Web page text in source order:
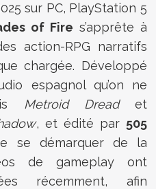
sur PC, PlayStation 5
of Fire s’apprête à
action-RPG narratifs
chargée. Développé
espagnol qu’on ne
Metroid Dreadet
, et édité par 505
se démarquer de la
de gameplay ont
récemment, afin